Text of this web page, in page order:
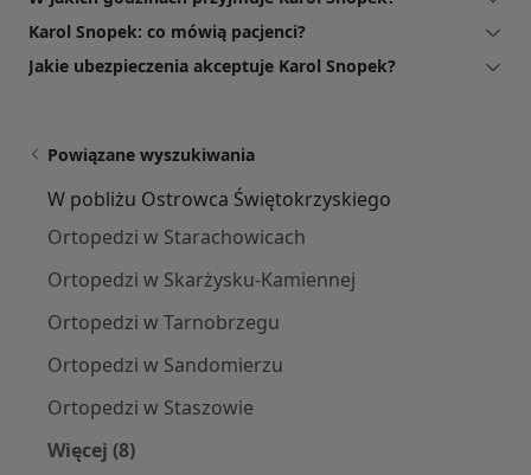
Karol Snopek: co mówią pacjenci?
Jakie ubezpieczenia akceptuje Karol Snopek?
Powiązane wyszukiwania
W pobliżu Ostrowca Świętokrzyskiego
Ortopedzi w Starachowicach
Ortopedzi w Skarżysku-Kamiennej
Ortopedzi w Tarnobrzegu
Ortopedzi w Sandomierzu
Ortopedzi w Staszowie
Więcej (8)